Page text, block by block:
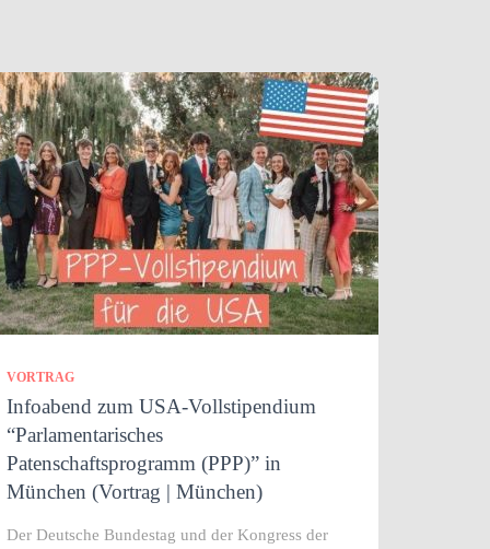
VORTRAG
Infoabend zum USA-Vollstipendium
“Parlamentarisches
Patenschaftsprogramm (PPP)” in
München (Vortrag | München)
Der Deutsche Bundestag und der Kongress der